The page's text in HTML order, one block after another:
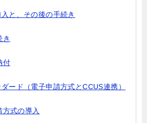
と、その後の手続き
き
付
ード（電子申請方式とCCUS連携）
式の導入